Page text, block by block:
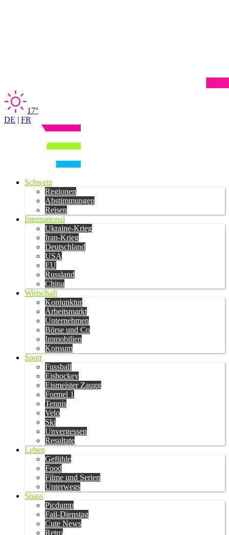
17°
DE | FR
Schweiz
Regionen
Abstimmungen
Reisen
International
Ukraine-Krieg
Iran-Krieg
Deutschland
USA
EU
Russland
China
Wirtschaft
Konjunktur
Arbeitsmarkt
Unternehmen
Börse und Co
Immobilien
Konsum
Sport
Fussball
Eishockey
Eismeister Zaugg
Formel 1
Tennis
Velo
Ski
Unvergessen
Resultate
Leben
Gefühle
Food
Filme und Serien
Unterwegs
Spass
Picdump
Fail-Dienstag
Cute News
Retro